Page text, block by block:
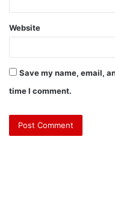
Website
Save my name, email,
time I comment.